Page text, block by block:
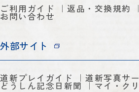
ご利用ガイド 返品・交換規約
お問い合わせ
外部サイト
道新プレイガイド 道新写真サ
どうしん記念日新聞 マイ・ク